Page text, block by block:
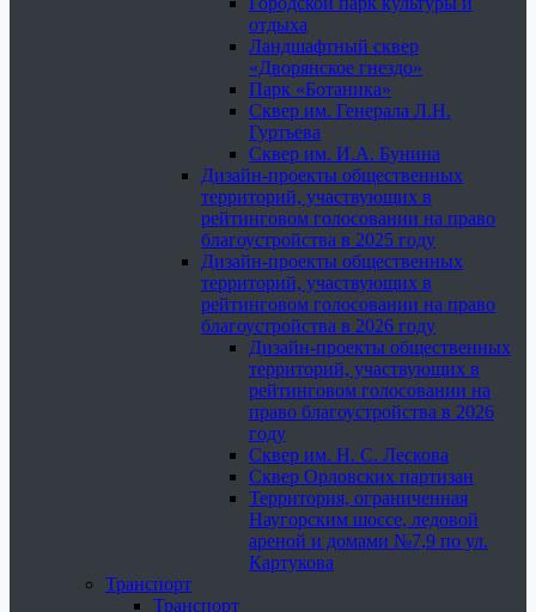
отдыха
Ландшафтный сквер
«Дворянское гнездо»
Парк «Ботаника»
Сквер им. Генерала Л.Н.
Гуртьева
Сквер им. И.А. Бунина
Дизайн-проекты общественных
территорий, участвующих в
рейтинговом голосовании на право
благоустройства в 2025 году
Дизайн-проекты общественных
территорий, участвующих в
рейтинговом голосовании на право
благоустройства в 2026 году
Дизайн-проекты общественных
территорий, участвующих в
рейтинговом голосовании на
право благоустройства в 2026
году
Сквер им. Н. С. Лескова
Сквер Орловских партизан
Территория, ограниченная
Наугорским шоссе, ледовой
ареной и домами №7,9 по ул.
Картукова
Транспорт
Транспорт